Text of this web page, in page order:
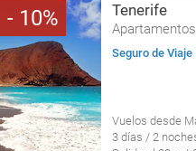
10 Tenerife
Seguro de
Vuelos desde
3 días / 2